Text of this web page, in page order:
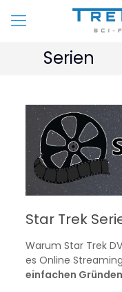
Serien
Star Trek
Warum Star Trek
es Online
einfachen